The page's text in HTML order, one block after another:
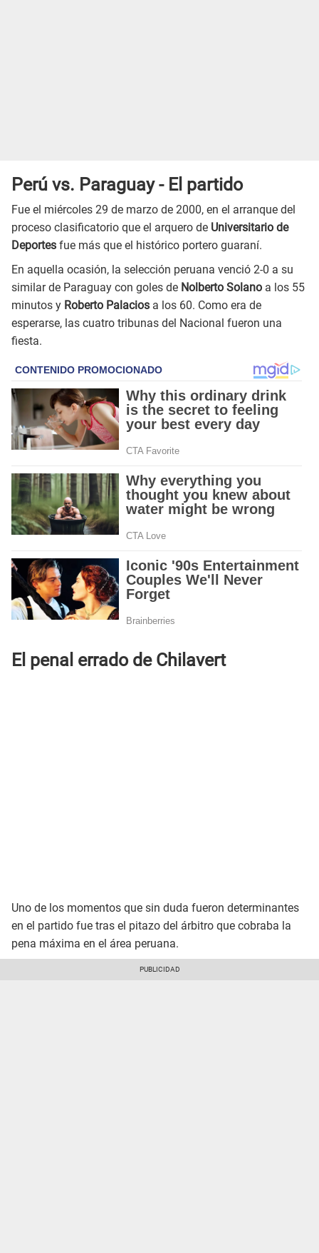
Perú vs. Paraguay - El partido
Fue el miércoles 29 de marzo de 2000, en el arranque del
proceso clasificatorio que el arquero de Universitario de
Deportes fue más que el histórico portero guaraní.
En aquella ocasión, la selección peruana venció 2-0 a su
similar de Paraguay con goles de Nolberto Solano a los 55
minutos y Roberto Palacios a los 60. Como era de
esperarse, las cuatro tribunas del Nacional fueron una
fiesta.
El penal errado de Chilavert
Uno de los momentos que sin duda fueron determinantes
en el partido fue tras el pitazo del árbitro que cobraba la
pena máxima en el área peruana.